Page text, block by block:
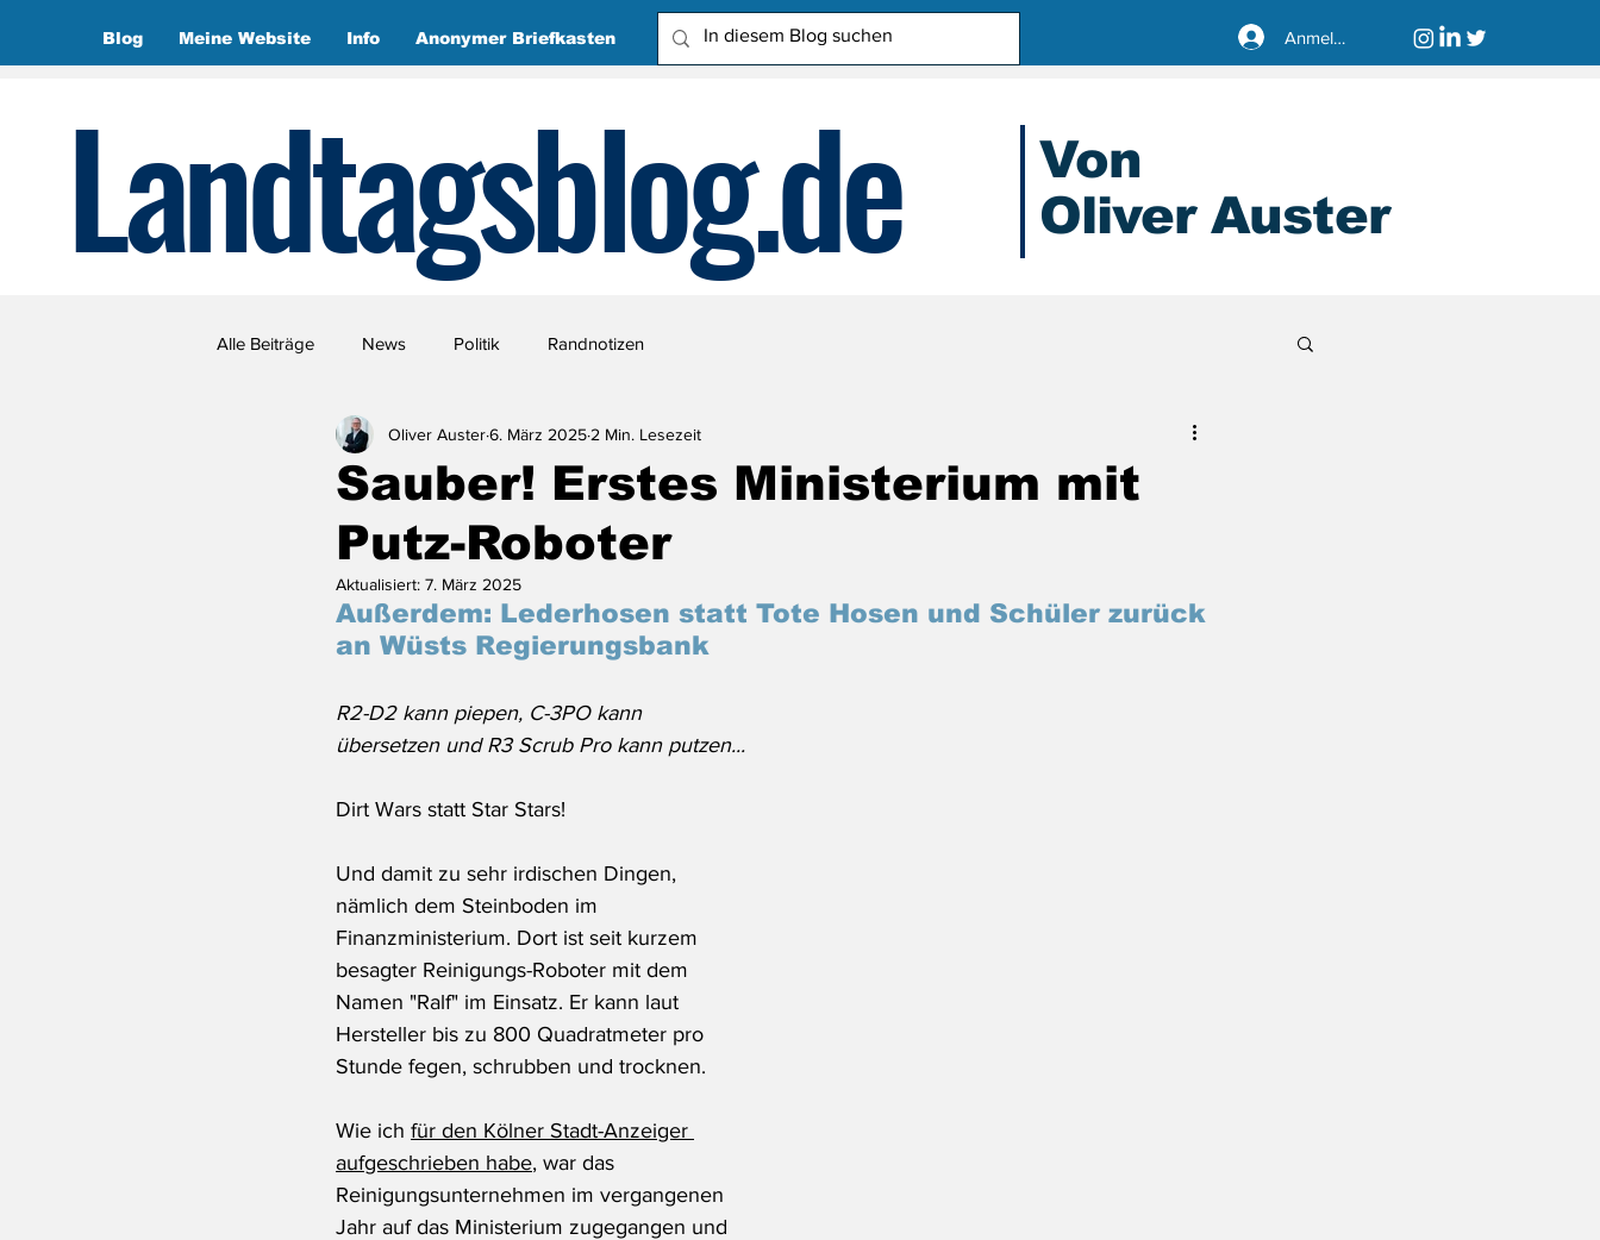
Blog Meine Website Info Anonymer Briefkasten Anmelden
Landtagsblog.de
Von
Oliver Auster
Alle Beiträge News Politik Randnotizen
Sauber! Erstes Ministerium mit
Putz-Roboter
Oliver Auster6. März 2025 2 Min. Lesezeit
Aktualisiert: 7. März 2025
Außerdem: Lederhosen statt Tote Hosen und Schüler zurück
an Wüsts Regierungsbank
R2-D2 kann piepen, C-3PO kann
übersetzen und R3 Scrub Pro kann putzen...
Dirt Wars statt Star Stars!
Und damit zu sehr irdischen Dingen,
nämlich dem Steinboden im
Finanzministerium. Dort ist seit kurzem
besagter Reinigungs-Roboter mit dem
Namen "Ralf" im Einsatz. Er kann laut
Hersteller bis zu 800 Quadratmeter pro
Stunde fegen, schrubben und trocknen.
Wie ich für den Kölner Stadt-Anzeiger
aufgeschrieben habe, war das
Reinigungsunternehmen im vergangenen
Jahr auf das Ministerium zugegangen und